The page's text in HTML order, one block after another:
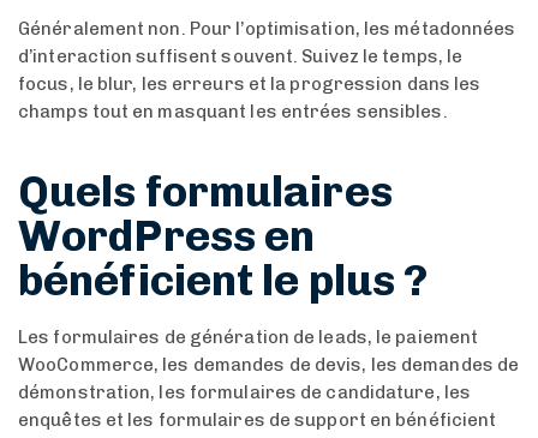
Généralement non. Pour l’optimisation, les métadonnées
d’interaction suffisent souvent. Suivez le temps, le
focus, le blur, les erreurs et la progression dans les
champs tout en masquant les entrées sensibles.
Quels formulaires
WordPress en
bénéficient le plus ?
Les formulaires de génération de leads, le paiement
WooCommerce, les demandes de devis, les demandes de
démonstration, les formulaires de candidature, les
enquêtes et les formulaires de support en bénéficient